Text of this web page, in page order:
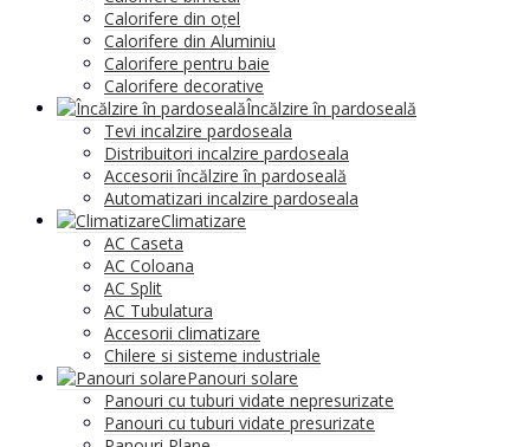
Calorifere din oțel
Calorifere din Aluminiu
Calorifere pentru baie
Calorifere decorative
Încălzire în pardoseală
Tevi incalzire pardoseala
Distribuitori incalzire pardoseala
Accesorii încălzire în pardoseală
Automatizari incalzire pardoseala
Climatizare
AC Caseta
AC Coloana
AC Split
AC Tubulatura
Accesorii climatizare
Chilere si sisteme industriale
Panouri solare
Panouri cu tuburi vidate nepresurizate
Panouri cu tuburi vidate presurizate